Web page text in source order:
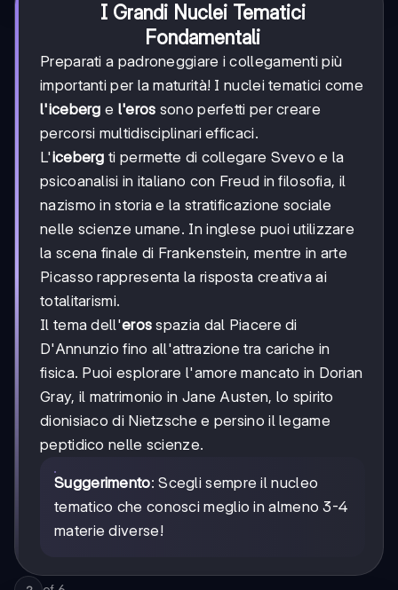
I Grandi Nuclei Tematici
Fondamentali
Preparati a padroneggiare i collegamenti più
importanti per la maturità! I nuclei tematici come
l'iceberg e l'eros sono perfetti per creare
percorsi multidisciplinari efficaci.
L'iceberg ti permette di collegare Svevo e la
psicoanalisi in italiano con Freud in filosofia, il
nazismo in storia e la stratificazione sociale
nelle scienze umane. In inglese puoi utilizzare
la scena finale di Frankenstein, mentre in arte
Picasso rappresenta la risposta creativa ai
totalitarismi.
Il tema dell'eros spazia dal Piacere di
D'Annunzio fino all'attrazione tra cariche in
fisica. Puoi esplorare l'amore mancato in Dorian
Gray, il matrimonio in Jane Austen, lo spirito
dionisiaco di Nietzsche e persino il legame
peptidico nelle scienze.
Suggerimento: Scegli sempre il nucleo
tematico che conosci meglio in almeno 3-4
materie diverse!